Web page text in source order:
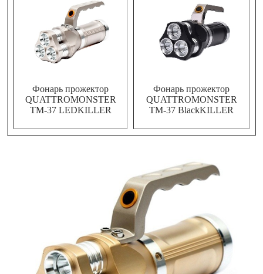
Фонарь прожектор
QUATTROMONSTER
TM-37 LEDKILLER
Фонарь прожектор
QUATTROMONSTER
TM-37 BlackKILLER